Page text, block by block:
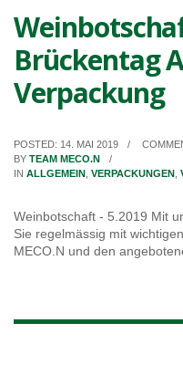
Brückentag
Verpackung
POSTED: 14. MAI 2019
BY TEAM MECO.N
IN ALLGEMEIN VERPACKUNGEN
Weinbotschaft - 5.2019 Mit
Sie regelmässig mit
MECO.N und den